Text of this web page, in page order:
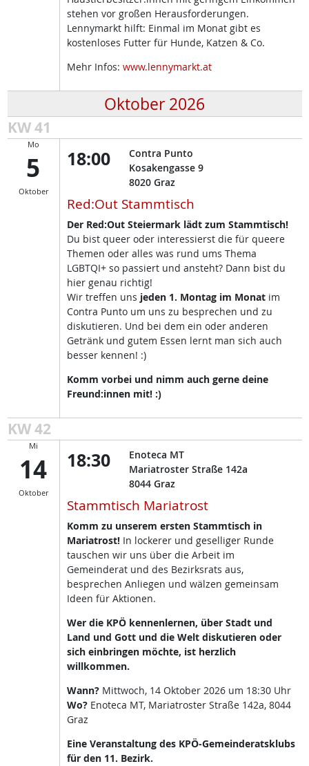
stehen vor großen Herausforderungen.
Lennymarkt hilft: Einmal im Monat gibt es
kostenloses Futter für Hunde, Katzen & Co.
Mehr Infos: www.lennymarkt.at
Oktober 2026
KW 41
Mo
5
Oktober
18:00
Contra Punto
Kosakengasse 9
8020 Graz
Red:Out Stammtisch
Der Red:Out Steiermark lädt zum Stammtisch!
Du bist queer oder interessierst die für queere
Themen oder alles was rund ums Thema
LGBTQI+ so passiert und ansteht? Dann bist du
hier genau richtig!
Wir treffen uns jeden 1. Montag im Monatim
Contra Punto um uns zu besprechen und zu
diskutieren. Und bei dem ein oder anderen
Getränk und gutem Essen lernt man sich auch
besser kennen! :)
Komm vorbei und nimm auch gerne deine
Freund:innen mit! :)
KW 42
Mi
14
Oktober
18:30
Enoteca MT
Mariatroster Straße 142a
8044 Graz
Stammtisch Mariatrost
Komm zu unserem ersten Stammtisch in
Mariatrost! In lockerer und geselliger Runde
tauschen wir uns über die Arbeit im
Gemeinderat und des Bezirksrats aus,
besprechen Anliegen und wälzen gemeinsam
Ideen für Aktionen.
Wer die KPÖ kennenlernen, über Stadt und
Land und Gott und die Welt diskutieren oder
sich einbringen möchte, ist herzlich
willkommen.
Wann? Mittwoch, 14 Oktober 2026 um 18:30 Uhr
Wo? Enoteca MT, Mariatroster Straße 142a, 8044
Graz
Eine Veranstaltung des KPÖ-Gemeinderatsklubs
für den 11. Bezirk.